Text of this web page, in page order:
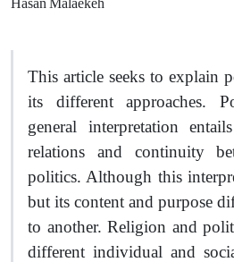
This article seeks to explain
its different approaches.
general interpretation
relations and continuity
politics. Although this
but its content and purpose
to another. Religion and
different individual and